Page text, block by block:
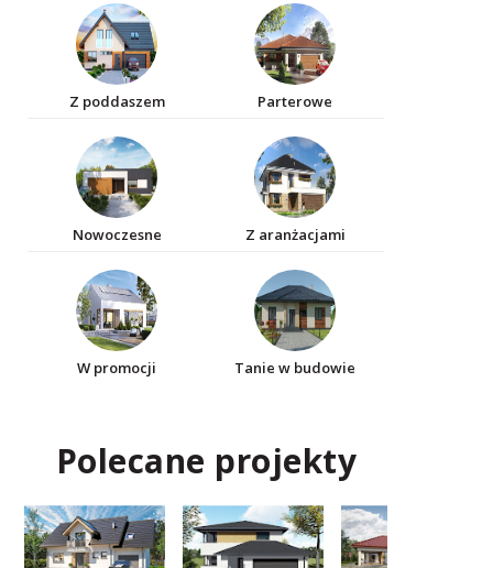
Z poddaszem Parterowe
Nowoczesne Z aranżacjami
W promocji Tanie w budowie
Polecane projekty